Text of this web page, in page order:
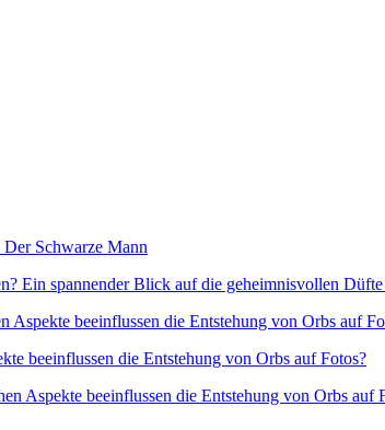
Der Schwarze Mann
Ein spannender Blick auf die geheimnisvollen
Aspekte beeinflussen die Entstehung von Orbs auf
beeinflussen die Entstehung von Orbs auf Fotos?
Aspekte beeinflussen die Entstehung von Orbs auf